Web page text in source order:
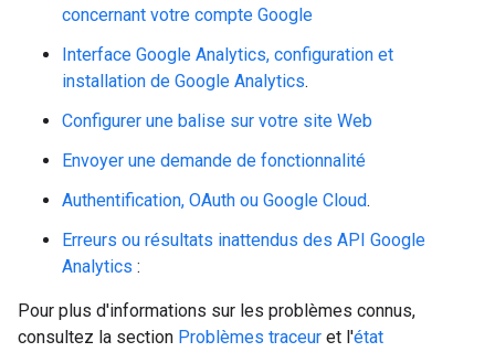
concernant votre compte Google
Interface Google Analytics, configuration et
installation de Google Analytics.
Configurer une balise sur votre site Web
Envoyer une demande de fonctionnalité
Authentification, OAuth ou Google Cloud.
Erreurs ou résultats inattendus des API Google
Analytics :
Pour plus d'informations sur les problèmes connus,
consultez la section Problèmes traceur et l'état